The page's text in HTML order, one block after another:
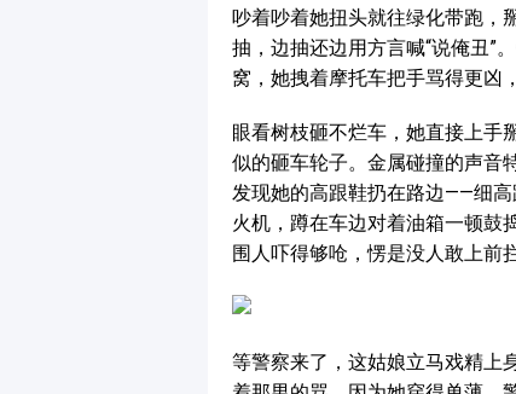
吵着吵着她扭头就往绿化带跑，
抽，边抽还边用方言喊“说俺丑”
窝，她拽着摩托车把手骂得更凶
眼看树枝砸不烂车，她直接上手
似的砸车轮子。金属碰撞的声音
发现她的高跟鞋扔在路边——细高
火机，蹲在车边对着油箱一顿鼓
围人吓得够呛，愣是没人敢上前
等警察来了，这姑娘立马戏精上